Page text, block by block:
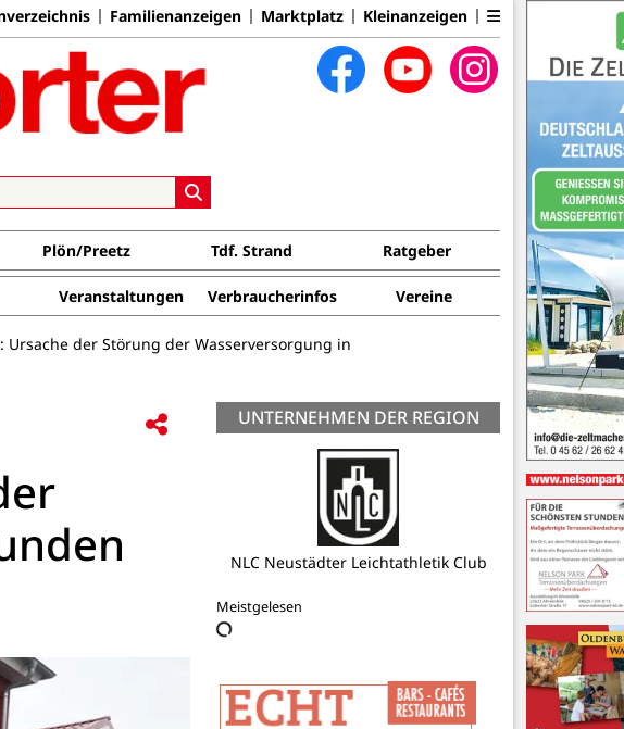
Familienanzeigen Marktplatz Kleinanzeigen
Plön/Preetz Tdf. Strand Ratgeber
Veranstaltungen Verbraucherinfos Vereine
Ursache der Störung der Wasserversorgung in
UNTERNEHMEN DER REGION
Tourismus-Agentur Lübecker Bucht
AöR
Meistgelesen